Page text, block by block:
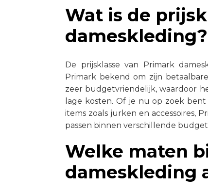
Wat is de
dameskleding?
De prijsklasse van Primark
Primark bekend om zijn
zeer budgetvriendelijk, waardoor
lage kosten. Of je nu op zoek
items zoals jurken en accessoires,
passen binnen verschillende
Welke maten
dameskleding